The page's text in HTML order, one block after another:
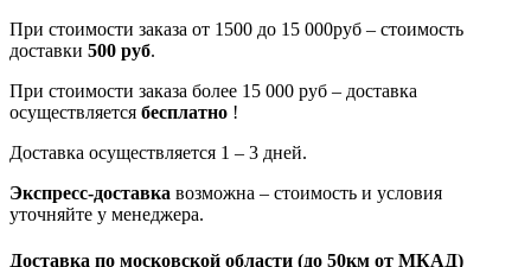
При стоимости заказа от 1500 до 15 000руб – стоимость
доставки 500 руб.
При стоимости заказа более 15 000 руб – доставка
осуществляется бесплатно !
Доставка осуществляется 1 – 3 дней.
Экспресс-доставка возможна – стоимость и условия
уточняйте у менеджера.
Доставка по московской области (до 50км от МКАД)